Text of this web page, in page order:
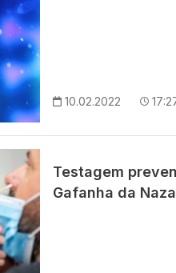
10.02.2022
Testagem
Gafanha da